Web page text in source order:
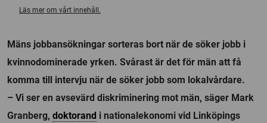
Läs mer om vårt innehåll.
Mäns jobbansökningar sorteras bort när de söker jobb i
kvinnodominerade yrken. Svårast är det för män att få
komma till intervju när de söker jobb som lokalvårdare.
– Vi ser en avsevärd diskriminering mot män, säger Mark
Granberg, doktorand i nationalekonomi vid Linköpings